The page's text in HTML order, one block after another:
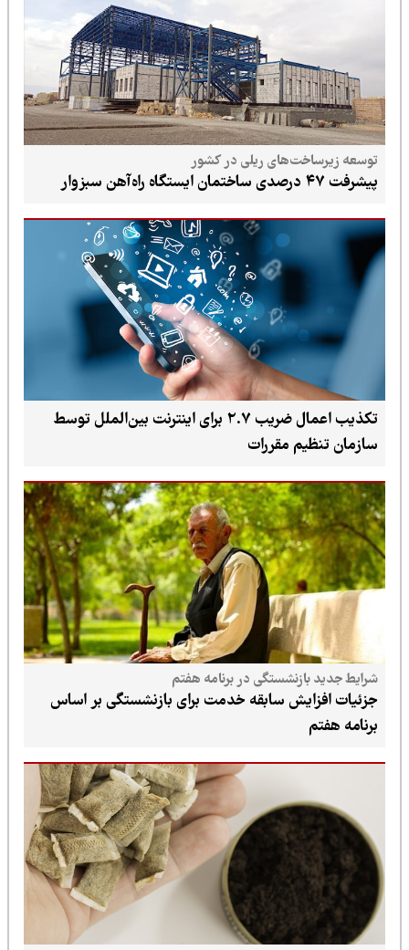
توسعه زیرساخت‌های ریلی در کشور
پیشرفت ۴۷ درصدی ساختمان ایستگاه راه‌آهن سبزوار
تکذیب اعمال ضریب ۲.۷ برای اینترنت بین‌الملل توسط
سازمان تنظیم مقررات
شرایط جدید بازنشستگی در برنامه هفتم
جزئیات افزایش سابقه خدمت برای بازنشستگی بر اساس
برنامه هفتم